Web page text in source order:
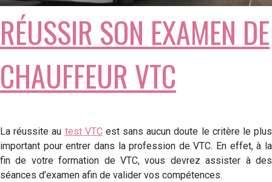
RÉUSSIR SON EXAMEN DE
CHAUFFEUR VTC
La réussite au test VTCest sans aucun doute le critère le plus
important pour entrer dans la profession de VTC. En effet, à la
fin de votre formation de VTC, vous devrez assister à des
séances d’examen afin de valider vos compétences.